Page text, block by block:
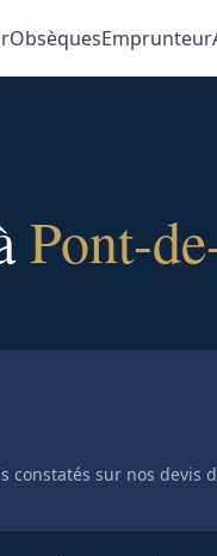
ObsèquesEmprunteur
Pont-
constatés sur nos devis